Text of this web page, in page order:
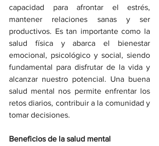
capacidad para afrontar el estrés,
mantener relaciones sanas y ser
productivos. Es tan importante como la
salud física y abarca el bienestar
emocional, psicológico y social, siendo
fundamental para disfrutar de la vida y
alcanzar nuestro potencial. Una buena
salud mental nos permite enfrentar los
retos diarios, contribuir a la comunidad y
tomar decisiones.
Beneficios de la salud mental